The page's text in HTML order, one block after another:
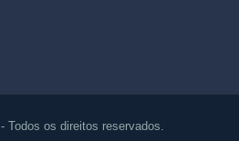
Todos os direitos reservados.